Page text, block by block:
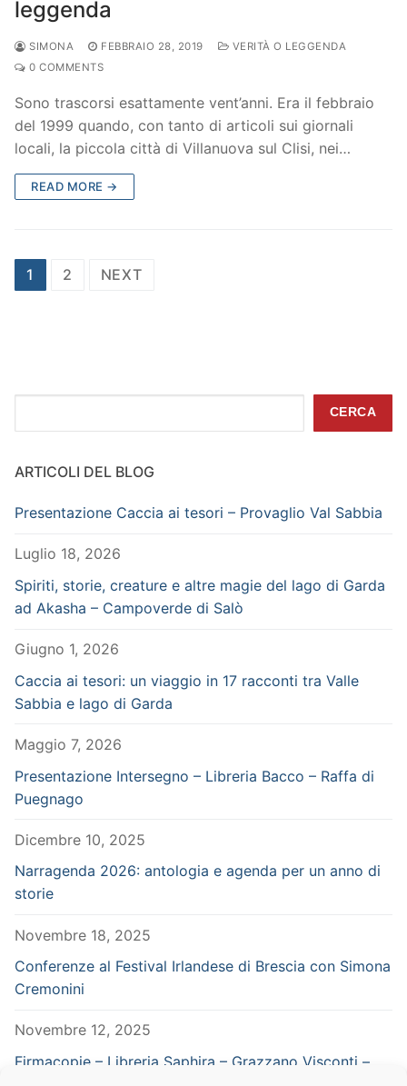
leggenda
SIMONA FEBBRAIO 28, 2019
VERITÀ O LEGGENDA
0 COMMENTS
Sono trascorsi esattamente vent’anni. Era il febbraio
del 1999 quando, con tanto di articoli sui giornali
locali, la piccola città di Villanuova sul Clisi, nei…
READ MORE →
Paginazione
1 2 NEXT
CERCA
ARTICOLI DEL BLOG
Presentazione Caccia ai tesori – Provaglio Val Sabbia
Luglio 18, 2026
Spiriti, storie, creature e altre magie del lago di Garda
ad Akasha – Campoverde di Salò
Giugno 1, 2026
Caccia ai tesori: un viaggio in 17 racconti tra Valle
Sabbia e lago di Garda
Maggio 7, 2026
Presentazione Intersegno – Libreria Bacco – Raffa di
Puegnago
Dicembre 10, 2025
Narragenda 2026: antologia e agenda per un anno di
storie
Novembre 18, 2025
Conferenze al Festival Irlandese di Brescia con Simona
Cremonini
Novembre 12, 2025
Firmacopie – Libreria Saphira – Grazzano Visconti –